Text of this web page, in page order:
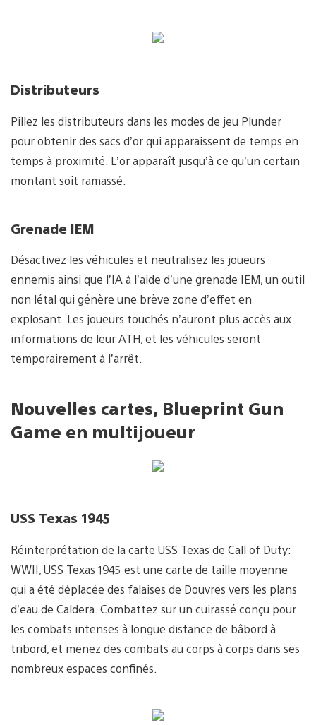
Distributeurs
Pillez les distributeurs dans les modes de jeu Plunder
pour obtenir des sacs d’or qui apparaissent de temps en
temps à proximité. L’or apparaît jusqu’à ce qu’un certain
montant soit ramassé.
Grenade IEM
Désactivez les véhicules et neutralisez les joueurs
ennemis ainsi que l’IA à l’aide d’une grenade IEM, un outil
non létal qui génère une brève zone d’effet en
explosant. Les joueurs touchés n’auront plus accès aux
informations de leur ATH, et les véhicules seront
temporairement à l’arrêt.
Nouvelles cartes, Blueprint Gun
Game en multijoueur
USS Texas 1945
Réinterprétation de la carte USS Texas de Call of Duty:
WWII, USS Texas 1945 est une carte de taille moyenne
qui a été déplacée des falaises de Douvres vers les plans
d’eau de Caldera. Combattez sur un cuirassé conçu pour
les combats intenses à longue distance de bâbord à
tribord, et menez des combats au corps à corps dans ses
nombreux espaces confinés.